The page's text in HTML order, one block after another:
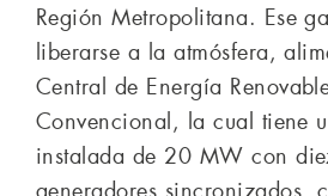
Región Metropolitana. Ese
liberarse a la atmósfera,
Central de Energía
Convencional, la cual tiene
instalada de 20 MW con